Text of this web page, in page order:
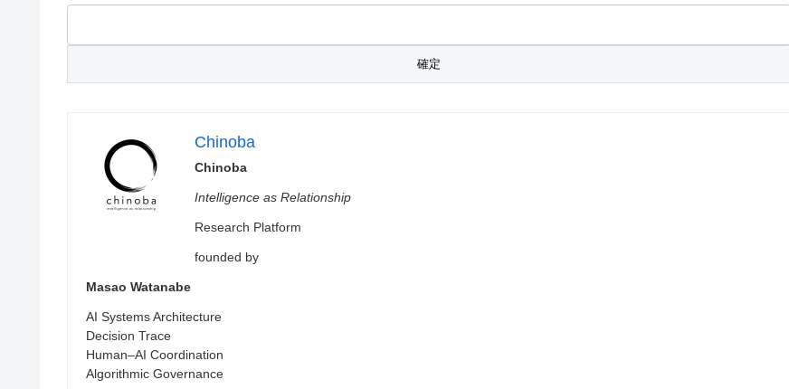
Chinoba
Chinoba
Intelligence as Relationship
Research Platform
founded by
Masao Watanabe
AI Systems Architecture
Decision Trace
Human–AI Coordination
Algorithmic Governance